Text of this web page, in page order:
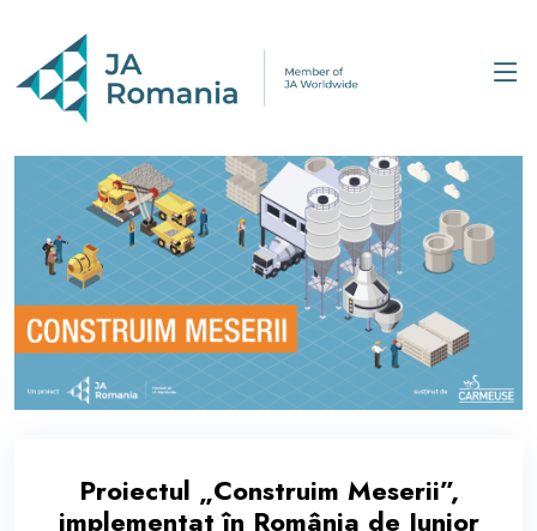
Proiectul „Construim Meserii”,
implementat în România de Junior